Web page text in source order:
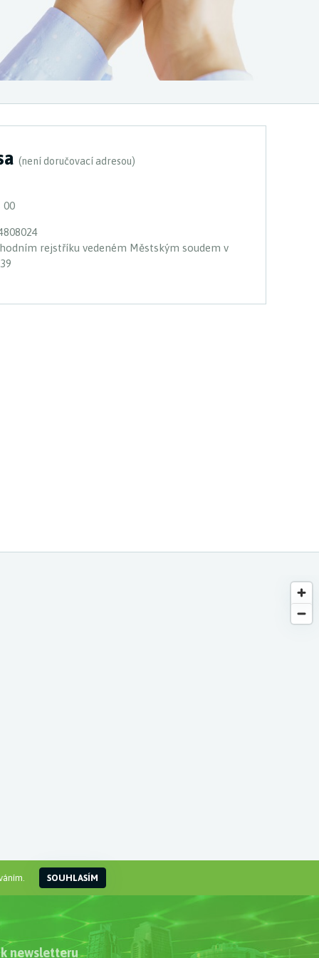
(není doručovací adresou)
00
rejstříku vedeném Městským soudem v
SOUHLASÍM
newsletteru